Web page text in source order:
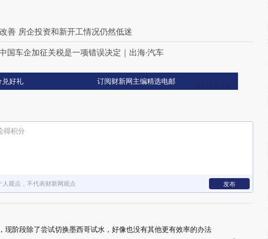
善 房企投资和新开工情况仍然低迷
国车企加征关税是一项错误决定｜出海·汽车
兑好礼 订阅财新网主编精选电邮
得积分
人观点，不代表财新网观点 发布
现阶段除了尝试切换墨西哥试水，好像也没有其他更有效率的办法